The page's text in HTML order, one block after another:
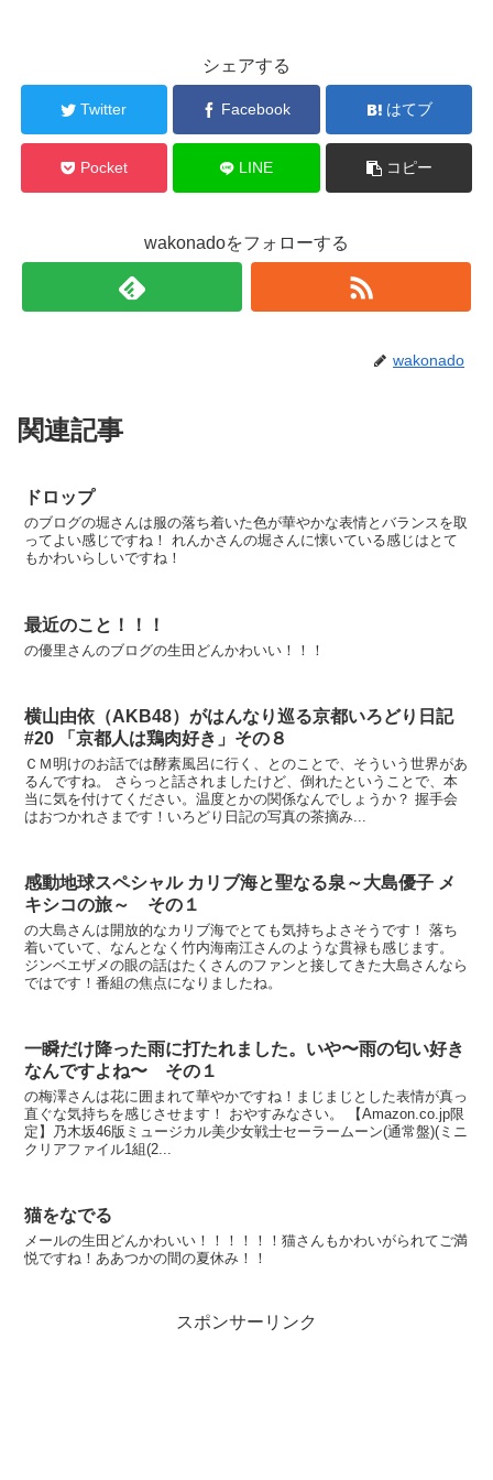
シェアする
Twitter Facebook はてブ
Pocket LINE コピー
wakonadoをフォローする
wakonado
関連記事
ドロップ
のブログの堀さんは服の落ち着いた色が華やかな表情とバランスを取
ってよい感じですね！ れんかさんの堀さんに懐いている感じはとて
もかわいらしいですね！
最近のこと！！！
の優里さんのブログの生田どんかわいい！！！
横山由依（AKB48）がはんなり巡る京都いろどり日記
#20 「京都人は鶏肉好き」その８
ＣＭ明けのお話では酵素風呂に行く、とのことで、そういう世界があ
るんですね。 さらっと話されましたけど、倒れたということで、本
当に気を付けてください。温度とかの関係なんでしょうか？ 握手会
はおつかれさまです！いろどり日記の写真の茶摘み...
感動地球スペシャル カリブ海と聖なる泉～大島優子 メ
キシコの旅～ その１
の大島さんは開放的なカリブ海でとても気持ちよさそうです！ 落ち
着いていて、なんとなく竹内海南江さんのような貫禄も感じます。
ジンベエザメの眼の話はたくさんのファンと接してきた大島さんなら
ではです！番組の焦点になりましたね。
一瞬だけ降った雨に打たれました。いや〜雨の匂い好き
なんですよね〜 その１
の梅澤さんは花に囲まれて華やかですね！まじまじとした表情が真っ
直ぐな気持ちを感じさせます！ おやすみなさい。 【Amazon.co.jp限
定】乃木坂46版ミュージカル美少女戦士セーラームーン(通常盤)(ミニ
クリアファイル1組(2...
猫をなでる
メールの生田どんかわいい！！！！！！猫さんもかわいがられてご満
悦ですね！ああつかの間の夏休み！！
スポンサーリンク